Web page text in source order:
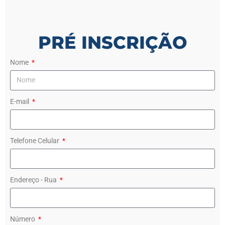
PRÉ INSCRIÇÃO
Nome
E-mail
Telefone Celular
Endereço - Rua
Número